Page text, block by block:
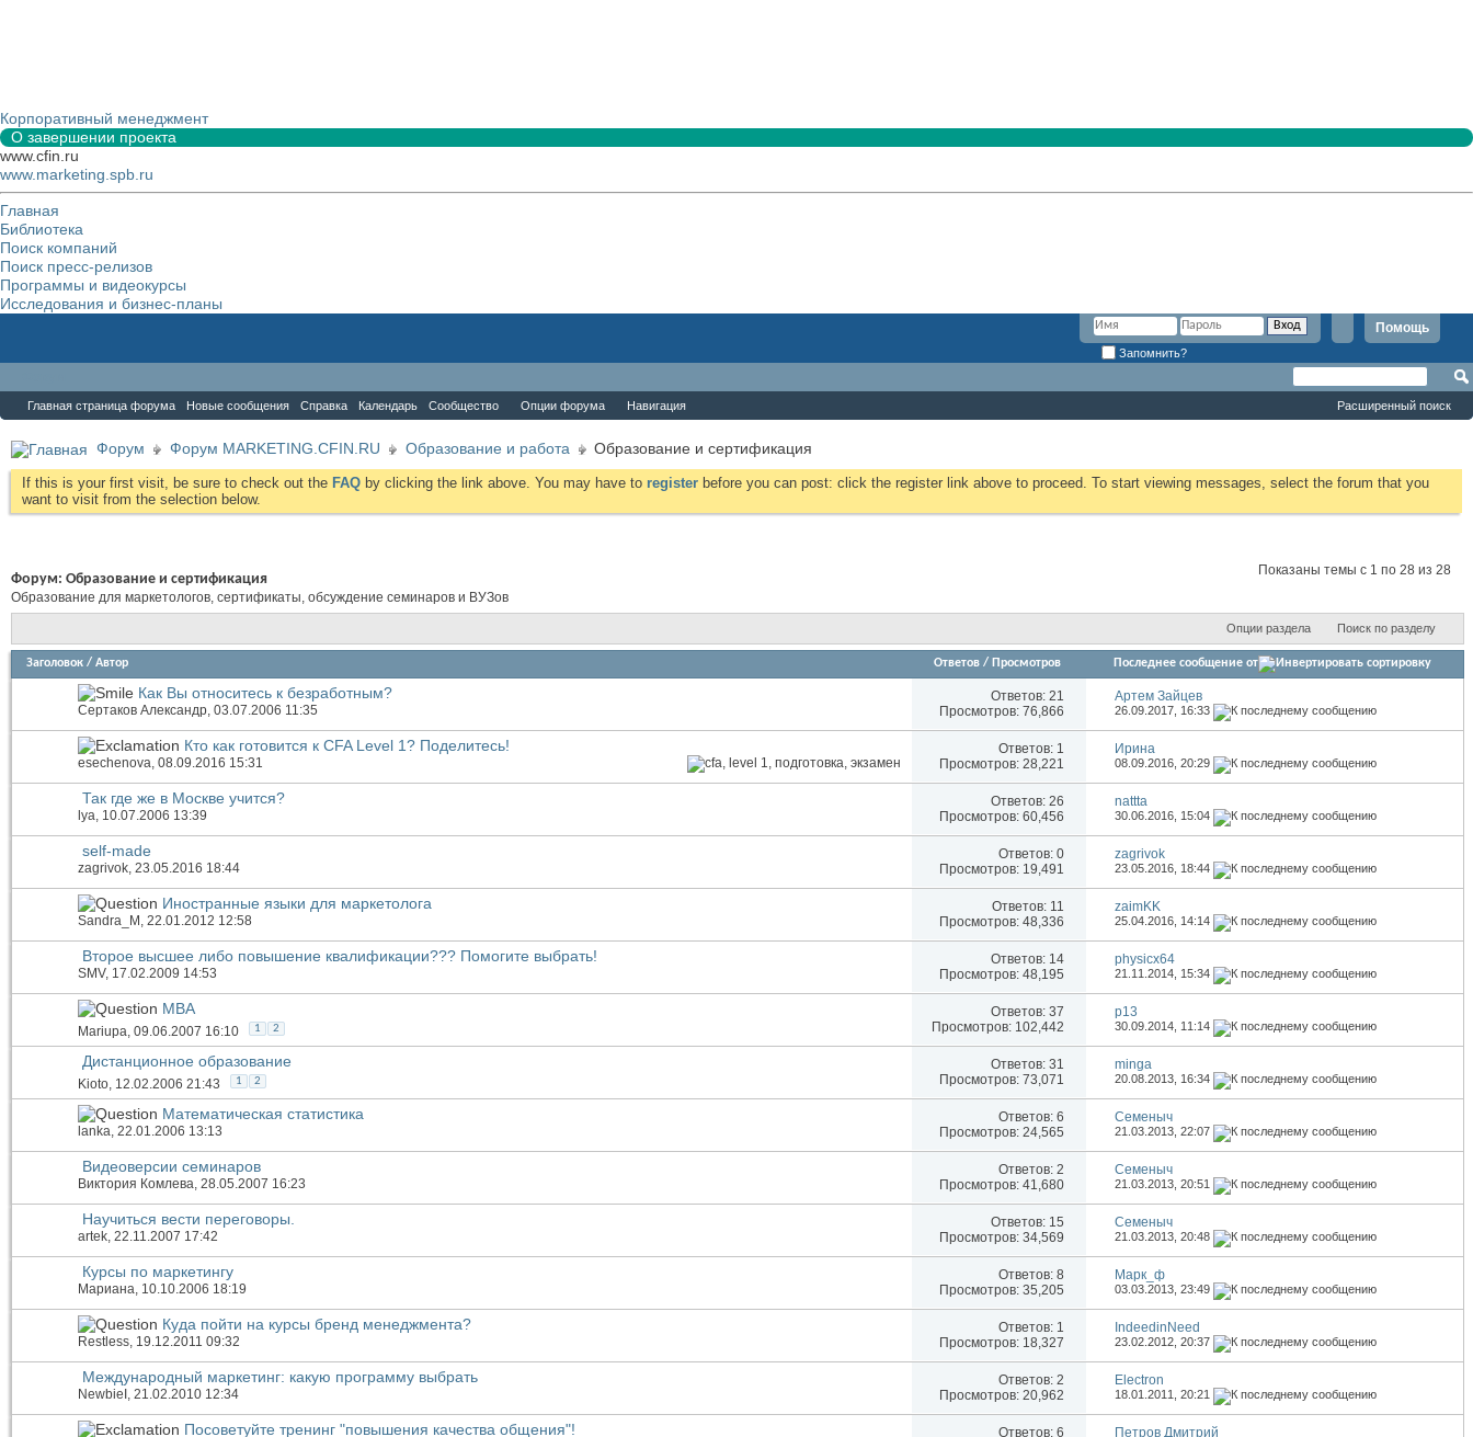
Корпоративный менеджмент
О завершении проекта
www.cfin.ru
www.marketing.spb.ru
Главная
Библиотека
Поиск компаний
Поиск пресс-релизов
Программы и видеокурсы
Исследования и бизнес-планы
Помощь
Запомнить?
Главная страница форума Новые сообщения Справка Календарь Сообщество Опции форума Навигация Расширенный поиск
Форум Форум MARKETING.CFIN.RU Образование и работа Образование и сертификация
If this is your first visit, be sure to check out the FAQ by clicking the link above. You may have to register before you can post: click the register link above to proceed. To start viewing messages, select the forum that you
want to visit from the selection below.
Показаны темы с 1 по 28 из 28
Форум: Образование и сертификация
Образование для маркетологов, сертификаты, обсуждение семинаров и ВУЗов
Опции раздела Поиск по разделу
Заголовок / Автор Ответов / Просмотров Последнее сообщение от
Как Вы относитесь к безработным?
Сертаков Александр, 03.07.2006 11:35
Ответов: 21
Просмотров: 76,866
Артем Зайцев
26.09.2017, 16:33
Кто как готовится к CFA Level 1? Поделитесь!
esechenova, 08.09.2016 15:31
Ответов: 1
Просмотров: 28,221
Иринa
08.09.2016,20:29
Так где же в Москве учится?
lya, 10.07.2006 13:39
Ответов: 26
Просмотров: 60,456
nattta
30.06.2016, 15:04
self-made
zagrivok, 23.05.2016 18:44
Ответов: 0
Просмотров: 19,491
zagrivok
23.05.2016, 18:44
Иностранные языки для маркетолога
Sandra_M , 22.01.2012 12:58
Ответов: 11
Просмотров: 48,336
zaimKK
25.04.2016, 14:14
Второе высшее либо повышение квалификации??? Помогите выбрать!
SMV, 17.02.2009 14:53
Ответов: 14
Просмотров: 48,195
physicx64
21.11.2014, 15:34
МВА
Mariupa, 09.06.2007 16:10 1 2
Ответов: 37
Просмотров: 102,442
p13
30.09.2014, 11:14
Дистанционное образование
Kioto, 12.02.2006 21:43 1 2
Ответов: 31
Просмотров: 73,071
minga
20.08.2013, 16:34
Математическая статистика
lanka, 22.01.2006 13:13
Ответов: 6
Просмотров: 24,565
Семеныч
21.03.2013,22:07
Видеоверсии семинаров
Виктория Комлева, 28.05.2007 16:23
Ответов: 2
Просмотров: 41,680
Семеныч
21.03.2013,20:51
Научиться вести переговоры.
artek, 22.11.2007 17:42
Ответов: 15
Просмотров: 34,569
Семеныч
21.03.2013,20:48
Курсы по маркетингу
Мариана, 10.10.2006 18:19
Ответов: 8
Просмотров: 35,205
Марк_ф
03.03.2013,23:49
Куда пойти на курсы бренд менеджмента?
Restless, 19.12.2011 09:32
Ответов: 1
Просмотров: 18,327
IndeedinNeed
23.02.2012,20:37
Международный маркетинг: какую программу выбрать
NewbieI , 21.02.2010 12:34
Ответов: 2
Просмотров: 20,962
Electron
18.01.2011,20:21
Посоветуйте тренинг "повышения качества общения"! Ответов: 6
Петров Дмитрий